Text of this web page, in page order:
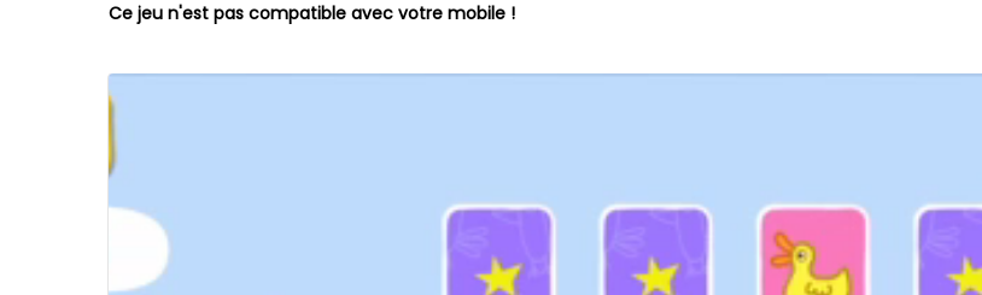
Ce jeu n'est pas compatible avec votre mobile !